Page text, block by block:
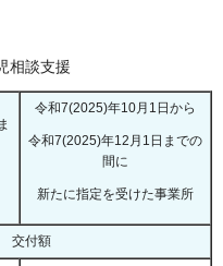
相談支援
令和7(2025)年10月1日から
令和7(2025)年12月1日までの
間に
新たに指定を受けた事業所
交付額